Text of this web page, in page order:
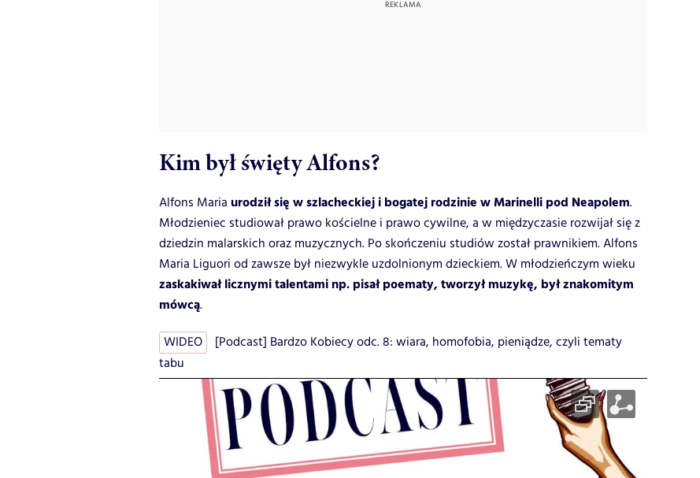
Kim był święty Alfons?
Alfons Maria urodził się w szlacheckiej i bogatej rodzinie w Marinelli pod Neapolem.
Młodzieniec studiował prawo kościelne i prawo cywilne, a w międzyczasie rozwijał się z
dziedzin malarskich oraz muzycznych. Po skończeniu studiów został prawnikiem. Alfons
Maria Liguori od zawsze był niezwykle uzdolnionym dzieckiem. W młodzieńczym wieku
zaskakiwał licznymi talentami np. pisał poematy, tworzył muzykę, był znakomitym
mówcą.
WIDEO
[Podcast] Bardzo Kobiecy odc. 8: wiara, homofobia, pieniądze, czyli tematy
tabu